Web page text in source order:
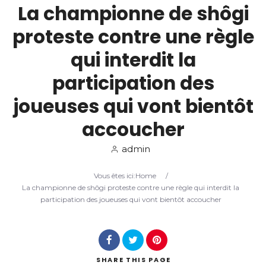
Location
Search
La championne de shôgi
proteste contre une règle
qui interdit la
participation des
joueuses qui vont bientôt
accoucher
admin
Vous êtes ici:Home
/
La championne de shôgi proteste contre une règle qui interdit la
participation des joueuses qui vont bientôt accoucher
SHARE THIS PAGE